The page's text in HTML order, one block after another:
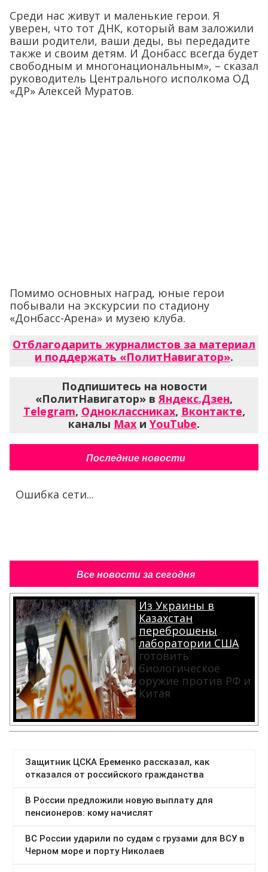
Среди нас живут и маленькие герои. Я
уверен, что тот ДНК, который вам заложили
ваши родители, ваши деды, вы передадите
также и своим детям. И Донбасс всегда будет
свободным и многонациональным», – сказал
руководитель Центрального исполкома ОД
«ДР» Алексей Муратов.
Помимо основных наград, юные герои
побывали на экскурсии по стадиону
«Донбасс-Арена» и музею клуба.
Отблагодарить журналистов за материал
и поддержать «ПолитНавигатор».
Подпишитесь на новости
«ПолитНавигатор» вЯндекс.Дзен,
Telegram, Одноклассниках, Вконтакте,
каналы Max и YouTube.
Последние новости
Ошибка сети...
Все новости за сегодня
Из Украины в
Казахстан
переброшены
лаборатории США
готовить
биологическое
оружие против РФ и
Китая